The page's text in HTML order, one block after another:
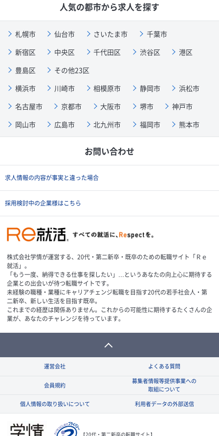
人気の都市から求人を探す
札幌市 仙台市 さいたま市
千葉市
新宿区
中央区 千代田区 渋谷区
港区
豊島区
その他23区
横浜市
川崎市 相模原市 静岡市
浜松市
名古屋市
京都市 大阪市 堺市
神戸市
岡山市
広島市 北九州市 福岡市 熊本市
お問い合わせ
求人情報の内容が事実と違った場合
採用検討中の企業様はこちら
株式会社学情が運営する、20代・第二新卒・既卒のための転職サイト「Ｒｅ
就活」。
「もう一度、納得できる仕事を探したい」…というあなたの向上心に期待する
企業との出会いが待つ転職サイトです。
未経験の職種・業種にキャリアチェンジ転職を目指す20代の若手社会人・第
二新卒、新しい生活を目指す既卒。
これまでの経歴は関係ありません。これからの可能性に期待するたくさんの企
業が、あなたのチャレンジを待っています。
運営会社 よくある質問
会員規約
募集者情報等提供事業への
取組について
個人情報の取り扱いについて
利用者データの外部送信
【20代・第二新卒の転職サイト】